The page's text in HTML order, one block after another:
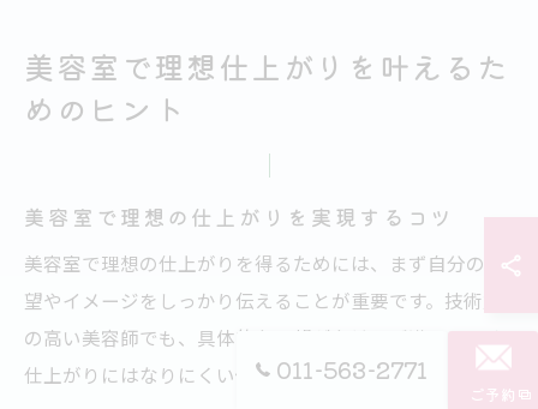
美容室で理想仕上がりを叶えるた
めのヒント
美容室で理想の仕上がりを実現するコツ
美容室で理想の仕上がりを得るためには、まず自分の希
望やイメージをしっかり伝えることが重要です。技術力
の高い美容師でも、具体的な要望がなければ満足のいく
仕上がりにはなりにくい傾向があります。
011-563-2771
ご予約